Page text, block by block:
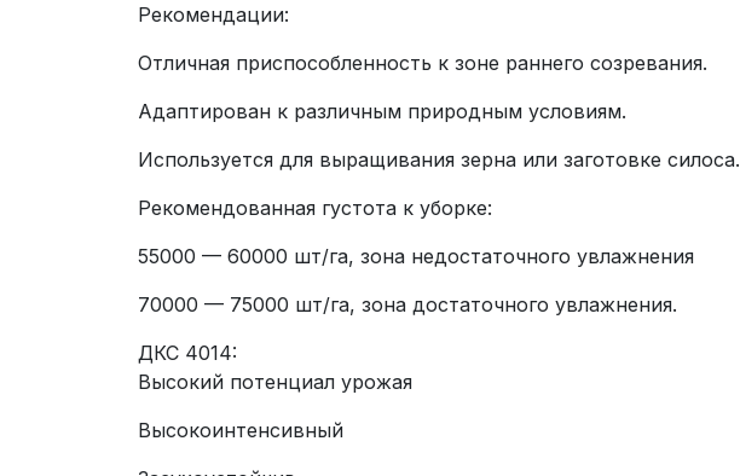
Рекомендации:
Отличная приспособленность к зоне раннего созревания.
Адаптирован к различным природным условиям.
Используется для выращивания зерна или заготовке силоса.
Рекомендованная густота к уборке:
55000 — 60000 шт/га, зона недостаточного увлажнения
70000 — 75000 шт/га, зона достаточного увлажнения.
ДКС 4014:
Высокий потенциал урожая
Высокоинтенсивный